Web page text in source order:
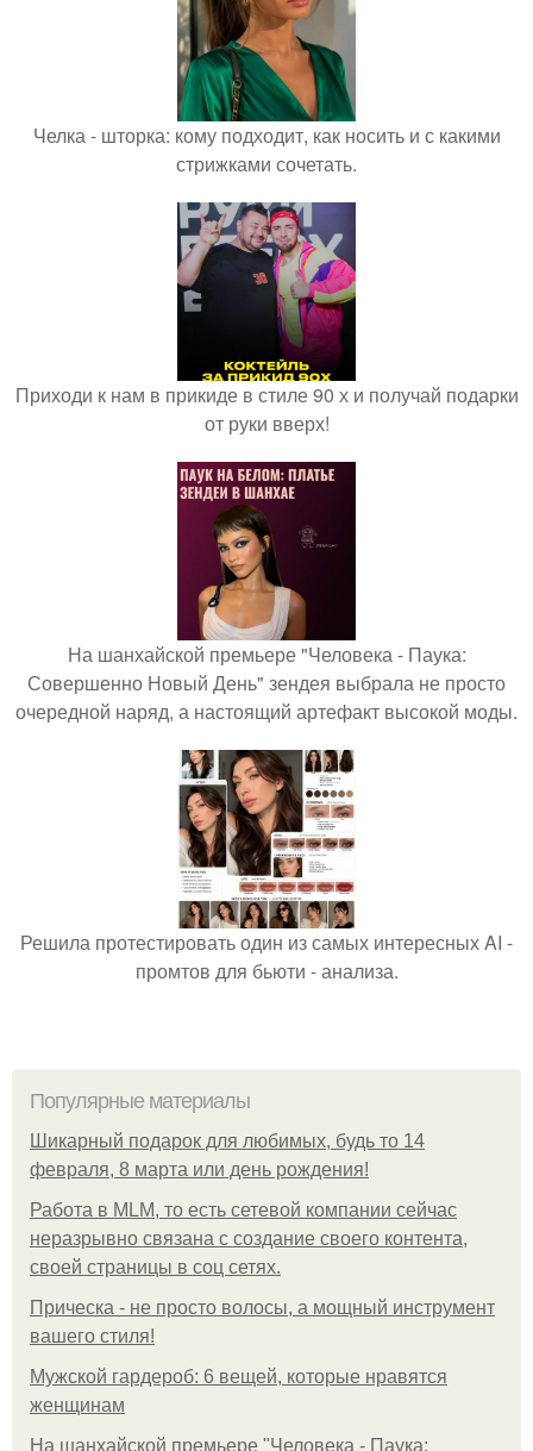
Челка - шторка: кому подходит, как носить и с какими
стрижками сочетать.
Приходи к нам в прикиде в стиле 90 х и получай подарки
от руки вверх!
На шанхайской премьере "Человека - Паука:
Совершенно Новый День" зендея выбрала не просто
очередной наряд, а настоящий артефакт высокой моды.
Решила протестировать один из самых интересных AI -
промтов для бьюти - анализа.
Популярные материалы
Шикарный подарок для любимых, будь то 14
февраля, 8 марта или день рождения!
Работа в MLM, то есть сетевой компании сейчас
неразрывно связана с создание своего контента,
своей страницы в соц сетях.
Прическа - не просто волосы, а мощный инструмент
вашего стиля!
Мужской гардероб: 6 вещей, которые нравятся
женщинам
На шанхайской премьере "Человека - Паука: